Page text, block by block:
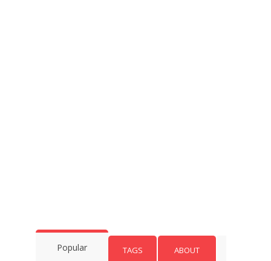
Popular TAGS ABOUT